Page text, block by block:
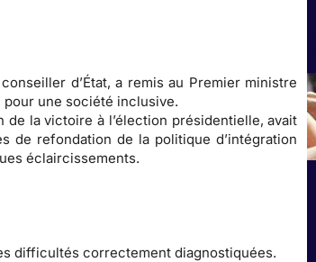
d’État, a remis au Premier ministre
une société inclusive.
de la victoire à l’élection présidentielle, avait
de refondation de la politique d’intégration
éclaircissements.
difficultés correctement diagnostiquées.